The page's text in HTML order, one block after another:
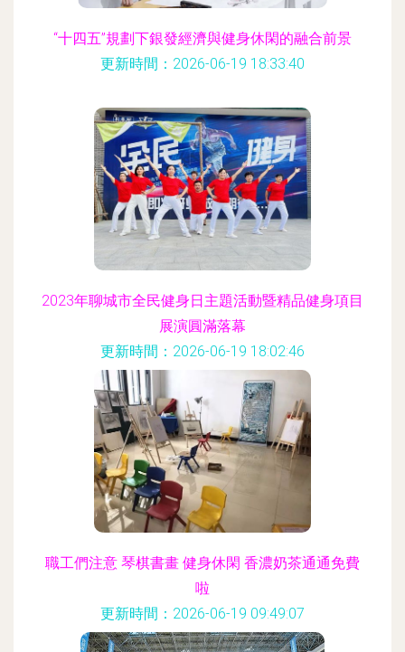
“十四五”規劃下銀發經濟與健身休閑的融合前景
更新時間：2026-06-19 18:33:40
2023年聊城市全民健身日主題活動暨精品健身項目
展演圓滿落幕
更新時間：2026-06-19 18:02:46
職工們注意 琴棋書畫 健身休閑 香濃奶茶通通免費
啦
更新時間：2026-06-19 09:49:07